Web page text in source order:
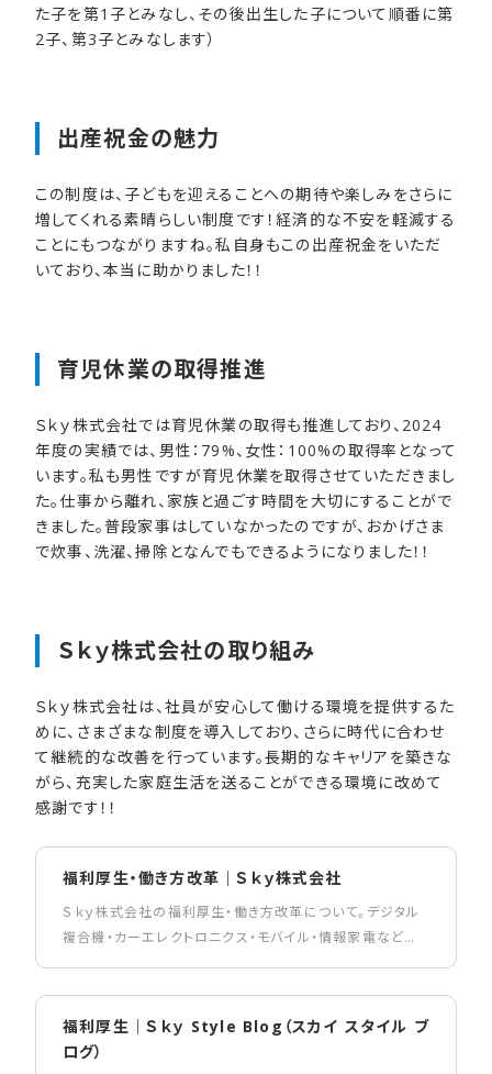
た子を第1子とみなし、その後出生した子について順番に第
2子、第3子とみなします）
出産祝金の​魅力
この制度は、子どもを迎えることへの期待や楽しみをさらに
増してくれる素晴らしい制度です！経済的な不安を軽減する
ことにもつながりますね。私自身もこの出産祝金をいただ
いており、本当に助かりました！！
育児休業の​取得推進
Ｓｋｙ株式会社では育児休業の取得も推進しており、2024
年度の実績では、男性：79%、女性：100%の取得率となって
います。私も男性ですが育児休業を取得させていただきまし
た。仕事から離れ、家族と過ごす時間を大切にすることがで
きました。普段家事はしていなかったのですが、おかげさま
で炊事、洗濯、掃除となんでもできるようになりました！！
Ｓｋｙ株式会社の​取り組み
Ｓｋｙ株式会社は、社員が安心して働ける環境を提供するた
めに、さまざまな制度を導入しており、さらに時代に合わせ
て継続的な改善を行っています。長期的なキャリアを築きな
がら、充実した家庭生活を送ることができる環境に改めて
感謝です！！
福利厚生・働き方改革｜Ｓｋｙ株式会社
Ｓｋｙ株式会社の福利厚生・働き方改革について。デジタル
複合機・カーエレクトロニクス・モバイル・情報家電などの
福利厚生｜Ｓｋｙ Style Blog（スカイ スタイル ブ
ログ）